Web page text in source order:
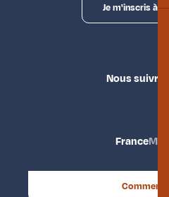
Je m'inscris à
Nous suivre
France
Comment